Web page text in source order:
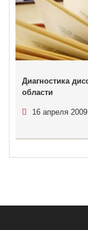
Диагностика
области
16 апреля 2009